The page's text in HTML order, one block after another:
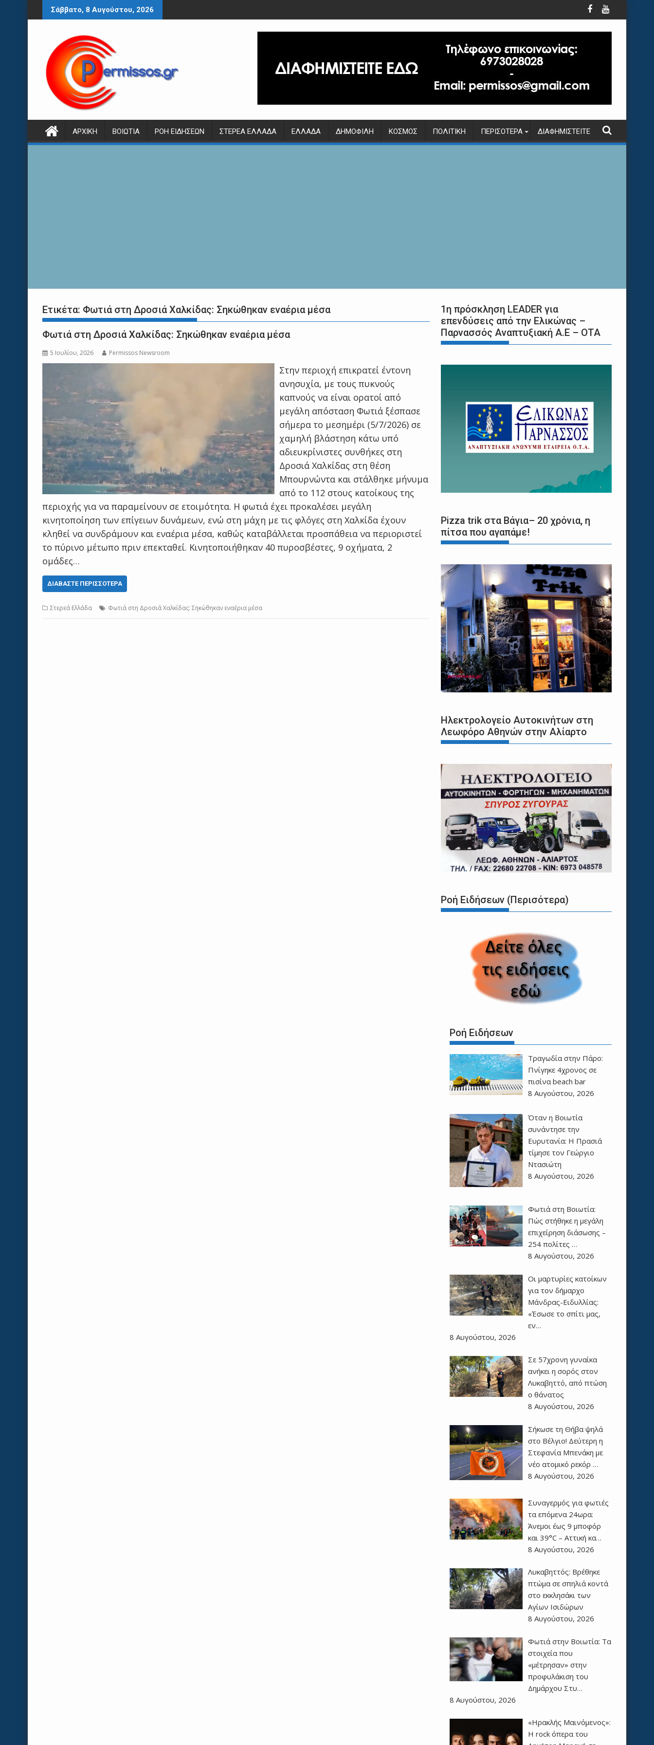
Περάστε
στο
Σάββατο, 8 Αυγούστου, 2026
ΑΡΧΙΚΉ ΒΟΙΩΤΊΑ ΡΟΉ ΕΙΔΉΣΕΩΝ ΣΤΕΡΕΆ ΕΛΛΆΔΑ ΕΛΛΆΔΑ ΔΗΜΟΦΙΛΉ ΚΌΣΜΟΣ ΠΟΛΙΤΙΚΉ ΠΕΡΙΣΌΤΕΡΑ ΔΙΑΦΗΜΙΣΤΕΊΤΕ
Ετικέτα: Φωτιά στη Δροσιά Χαλκίδας: Σηκώθηκαν εναέρια μέσα
Φωτιά στη Δροσιά Χαλκίδας: Σηκώθηκαν εναέρια μέσα
5 Ιουλίου, 2026 Permissos Newsroom
Στην περιοχή επικρατεί έντονη
ανησυχία, με τους πυκνούς
καπνούς να είναι ορατοί από
μεγάλη απόσταση Φωτιά ξέσπασε
σήμερα το μεσημέρι (5/7/2026) σε
χαμηλή βλάστηση κάτω υπό
αδιευκρίνιστες συνθήκες στη
Δροσιά Χαλκίδας στη θέση
Μπουρνώντα και στάλθηκε μήνυμα
από το 112 στους κατοίκους της
περιοχής για να παραμείνουν σε ετοιμότητα. H φωτιά έχει προκαλέσει μεγάλη
κινητοποίηση των επίγειων δυνάμεων, ενώ στη μάχη με τις φλόγες στη Χαλκίδα έχουν
κληθεί να συνδράμουν και εναέρια μέσα, καθώς καταβάλλεται προσπάθεια να περιοριστεί
το πύρινο μέτωπο πριν επεκταθεί. Κινητοποιήθηκαν 40 πυροσβέστες, 9 οχήματα, 2
ομάδες…
ΔΙΑΒΆΣΤΕ ΠΕΡΙΣΣΌΤΕΡΑ
Στερεά Ελλάδα Φωτιά στη Δροσιά Χαλκίδας: Σηκώθηκαν εναέρια μέσα
1η πρόσκληση LEADER για
επενδύσεις από την Ελικώνας –
Παρνασσός Αναπτυξιακή Α.Ε – ΟΤΑ
Pizza trik στα Βάγια– 20 χρόνια, η
πίτσα που αγαπάμε!
Ηλεκτρολογείο Αυτοκινήτων στη
Λεωφόρο Αθηνών στην Αλίαρτο
Ροή Ειδήσεων (Περισότερα)
Ροή Ειδήσεων
Τραγωδία στην Πάρο:
Πνίγηκε 4χρονος σε
πισίνα beach bar
8 Αυγούστου, 2026
Όταν η Βοιωτία
συνάντησε την
Ευρυτανία: Η Πρασιά
τίμησε τον Γεώργιο
Ντασιώτη
8 Αυγούστου, 2026
Φωτιά στη Βοιωτία:
Πώς στήθηκε η μεγάλη
επιχείρηση διάσωσης –
254 πολίτες …
8 Αυγούστου, 2026
Οι μαρτυρίες κατοίκων
για τον δήμαρχο
Μάνδρας-Ειδυλλίας:
«Έσωσε το σπίτι μας,
εν…
8 Αυγούστου, 2026
Σε 57χρονη γυναίκα
ανήκει η σορός στον
Λυκαβηττό, από πτώση
ο θάνατος
8 Αυγούστου, 2026
Σήκωσε τη Θήβα ψηλά
στο Βέλγιο! Δεύτερη η
Στεφανία Μπενάκη με
νέο ατομικό ρεκόρ …
8 Αυγούστου, 2026
Συναγερμός για φωτιές
τα επόμενα 24ωρα:
Άνεμοι έως 9 μποφόρ
και 39°C – Αττική κα…
8 Αυγούστου, 2026
Λυκαβηττός: Βρέθηκε
πτώμα σε σπηλιά κοντά
στο εκκλησάκι των
Αγίων Ισιδώρων
8 Αυγούστου, 2026
Φωτιά στην Βοιωτία: Τα
στοιχεία που
«μέτρησαν» στην
προφυλάκιση του
Δημάρχου Στυ…
8 Αυγούστου, 2026
«Ηρακλής Μαινόμενος»:
H rock όπερα του